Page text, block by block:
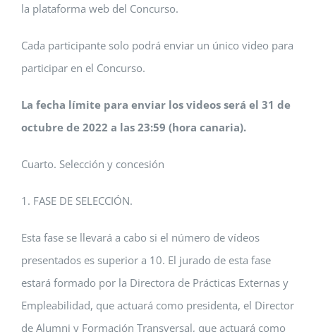
la plataforma web del Concurso.
Cada participante solo podrá enviar un único video para
participar en el Concurso.
La fecha límite para enviar los videos será el 31 de
octubre de 2022 a las 23:59 (hora canaria).
Cuarto. Selección y concesión
1. FASE DE SELECCIÓN.
Esta fase se llevará a cabo si el número de vídeos
presentados es superior a 10. El jurado de esta fase
estará formado por la Directora de Prácticas Externas y
Empleabilidad, que actuará como presidenta, el Director
de Alumni y Formación Transversal, que actuará como